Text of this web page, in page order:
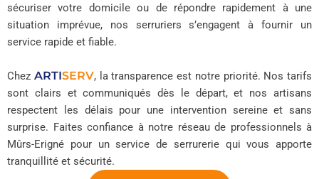
sécuriser votre domicile ou de répondre rapidement à une
situation imprévue, nos serruriers s’engagent à fournir un
service rapide et fiable.
Chez ARTISERV, la transparence est notre priorité. Nos tarifs
sont clairs et communiqués dès le départ, et nos artisans
respectent les délais pour une intervention sereine et sans
surprise. Faites confiance à notre réseau de professionnels à
Mûrs-Erigné pour un service de serrurerie qui vous apporte
tranquillité et sécurité.